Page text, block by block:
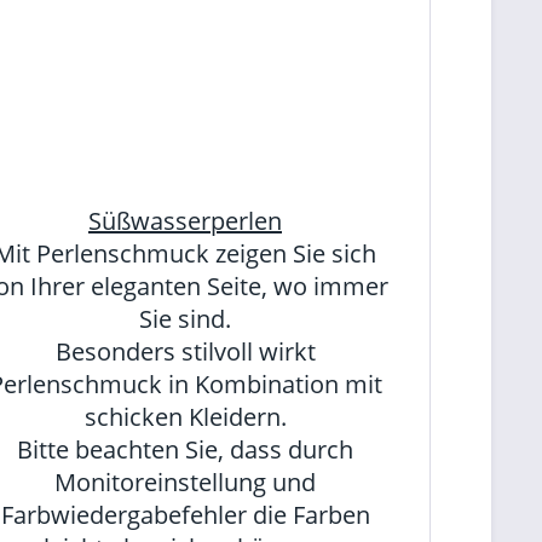
Süßwasserperlen
Perlenschmuck zeigen Sie sich
Ihrer eleganten Seite, wo immer
Sie sind.
Besonders stilvoll wirkt
in Kombination mit
schicken Kleidern.
Bitte beachten Sie, dass durch
Monitoreinstellung und
Farbwiedergabefehler die Farben